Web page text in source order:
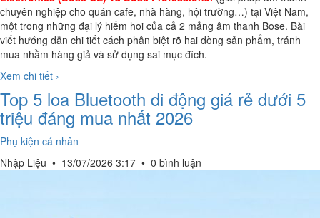
chuyên nghiệp cho quán cafe, nhà hàng, hội trường…) tại Việt Nam,
một trong những đại lý hiếm hoi của cả 2 mảng âm thanh Bose. Bài
viết hướng dẫn chi tiết cách phân biệt rõ hai dòng sản phẩm, tránh
mua nhầm hàng giả và sử dụng sai mục đích.
Xem chi tiết ›
Top 5 loa Bluetooth di động giá rẻ dưới 5
triệu đáng mua nhất 2026
Phụ kiện cá nhân
Nhập Liệu • 13/07/2026 3:17 • 0 bình luận